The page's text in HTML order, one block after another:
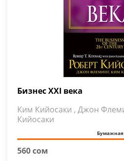
Бизнес ХХI века
Ким Кийосаки , Джон Флеминг , Роберт
Кийосаки
Бумажная
560 сом